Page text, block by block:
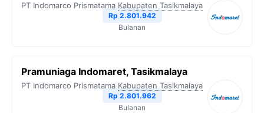
PT Indomarco Prismatama Kabupaten Tasikmalaya
Rp 2.801.942
Bulanan
Pramuniaga Indomaret, Tasikmalaya
PT Indomarco Prismatama Kabupaten Tasikmalaya
Rp 2.801.962
Bulanan